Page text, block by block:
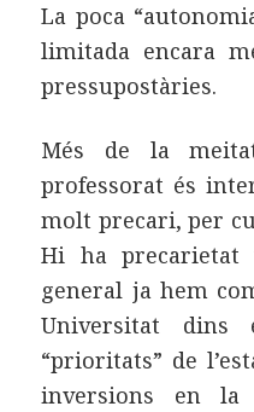
La poca
limitada encara
pressupostàries.
Més de la
professorat és
molt precari, per
Hi ha precarietat
general ja hem
Universitat
“prioritats” de
inversions en la